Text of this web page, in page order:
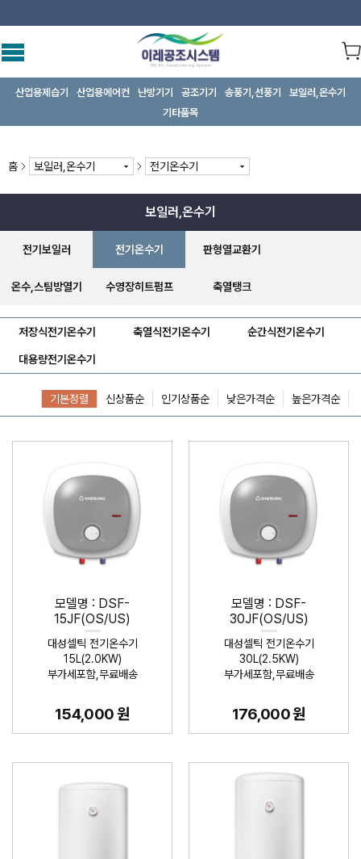
산업용제습기 산업용에어컨 난방기기 공조기기 송풍기,선풍기
보일러,온수기
기타품목
홈 보일러,온수기 전기온수기
보일러,온수기
전기보일러 전기온수기 판형열교환기
온수,스팀방열기 수영장히트펌프 축열탱크
저장식전기온수기 축열식전기온수기 순간식전기온수기
대용량전기온수기
기본정렬 신상품순 인기상품순 낮은가격순 높은가격순
모델명 : DSF-
15JF(OS/US)
대성셀틱 전기온수기
15L(2.0KW)
부가세포함,무료배송
154,000 원
모델명 : DSF-
30JF(OS/US)
대성셀틱 전기온수기
30L(2.5KW)
부가세포함,무료배송
176,000 원